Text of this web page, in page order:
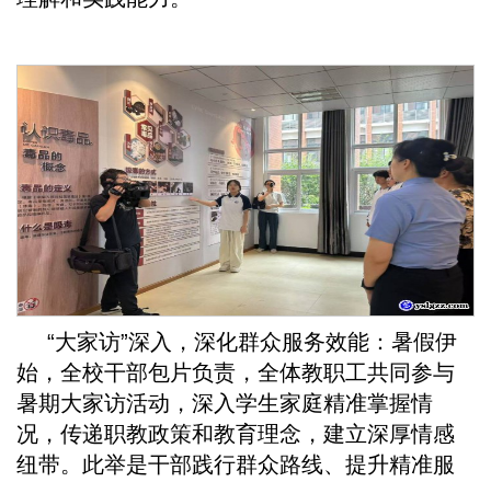
“大家访”深入，深化群众服务效能：暑假伊
始，全校干部包片负责，全体教职工共同参与
暑期大家访活动，深入学生家庭精准掌握情
况，传递职教政策和教育理念，建立深厚情感
纽带。此举是干部践行群众路线、提升精准服